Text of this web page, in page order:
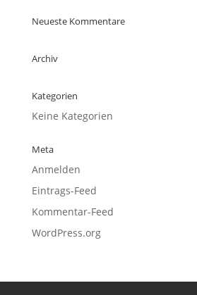
Neueste Kommentare
Archiv
Kategorien
Keine Kategorien
Meta
Anmelden
Eintrags-Feed
Kommentar-Feed
WordPress.org